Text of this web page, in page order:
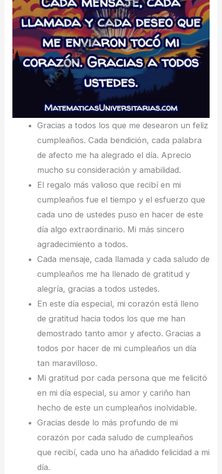
Gracias a todos los que me desearon un feliz
cumpleaños. Cada bendición, cada palabra
de afecto me ha alegrado el día. Aprecio
mucho su consideración y amabilidad.
El regalo más valioso que recibí en mi
cumpleaños fue el tiempo y el esfuerzo que
cada uno de ustedes puso en hacer de este
día algo extraordinario. Mi más sincero
agradecimiento a todos.
Cada mensaje, cada llamada y cada saludo de
cumpleaños me ha llenado de gratitud y
alegría, gracias a todos ustedes.
En este día especial, mi corazón está lleno
de gratitud hacia todos los que me han
demostrado tanto amor y afecto. Gracias a
todos por hacer de mi cumpleaños un día
tan maravilloso.
Mi gratitud por cada persona que me felicitó
en mi día especial, su amor y cariño han
hecho de este un cumpleaños inolvidable.
Gracias desde lo más profundo de mi
corazón por cada saludo de cumpleaños
que recibí, cada uno ha añadido felicidad a mi
día.